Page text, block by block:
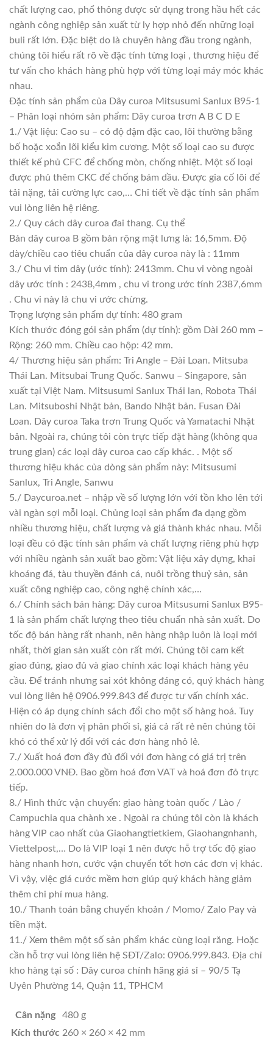
chất lượng cao, phổ thông được sử dụng trong hầu hết các
ngành công nghiệp sản xuất từ ly hợp nhỏ đến những loại
buli rất lớn. Đặc biệt do là chuyên hàng đầu trong ngành,
chúng tôi hiểu rất rõ về đặc tính từng loại , thương hiệu để
tư vấn cho khách hàng phù hợp với từng loại máy móc khác
nhau.
Đặc tính sản phẩm của Dây curoa Mitsusumi Sanlux B95-1
– Phân loại nhóm sản phẩm: Dây curoa trơn A B C D E
1./ Vật liệu: Cao su – có độ đậm đặc cao, lõi thường bằng
bố hoặc xoắn lõi kiểu kim cương. Một số loại cao su được
thiết kế phủ CFC để chống mòn, chống nhiệt. Một số loại
được phủ thêm CKC để chống bám dầu. Được gia cố lõi để
tải nặng, tải cường lực cao,… Chi tiết về đặc tính sản phẩm
vui lòng liên hệ riêng.
2./ Quy cách dây curoa đai thang. Cụ thể
Bản dây curoa B gồm bản rộng mặt lưng là: 16,5mm. Độ
dày/chiều cao tiêu chuẩn của dây curoa này là : 11mm
3./ Chu vi tim dây (ước tính): 2413mm. Chu vi vòng ngoài
dây ước tính : 2438,4mm , chu vi trong ước tính 2387,6mm
. Chu vi này là chu vi ước chừng.
Trọng lượng sản phẩm dự tính: 480 gram
Kích thước đóng gói sản phẩm (dự tính): gồm Dài 260 mm –
Rộng: 260 mm. Chiều cao hộp: 42 mm.
4/ Thương hiệu sản phẩm: Tri Angle – Đài Loan. Mitsuba
Thái Lan. Mitsubai Trung Quốc. Sanwu – Singapore, sản
xuất tại Việt Nam. Mitsusumi Sanlux Thái lan, Robota Thái
Lan. Mitsuboshi Nhật bản, Bando Nhật bản. Fusan Đài
Loan. Dây curoa Taka trơn Trung Quốc và Yamatachi Nhật
bản. Ngoài ra, chúng tôi còn trực tiếp đặt hàng (không qua
trung gian) các loại dây curoa cao cấp khác. . Một số
thương hiệu khác của dòng sản phẩm này: Mitsusumi
Sanlux, Tri Angle, Sanwu
5./ Daycuroa.net – nhập về số lượng lớn với tồn kho lên tới
vài ngàn sợi mỗi loại. Chủng loại sản phẩm đa dạng gồm
nhiều thương hiệu, chất lượng và giá thành khác nhau. Mỗi
loại đều có đặc tính sản phẩm và chất lượng riêng phù hợp
với nhiều ngành sản xuất bao gồm: Vật liệu xây dựng, khai
khoáng đá, tàu thuyền đánh cá, nuôi trồng thuỷ sản, sản
xuất công nghiệp cao, công nghệ chính xác,…
6./ Chính sách bán hàng: Dây curoa Mitsusumi Sanlux B95-
1 là sản phẩm chất lượng theo tiêu chuẩn nhà sản xuất. Do
tốc độ bán hàng rất nhanh, nên hàng nhập luôn là loại mới
nhất, thời gian sản xuất còn rất mới. Chúng tôi cam kết
giao đúng, giao đủ và giao chính xác loại khách hàng yêu
cầu. Để tránh nhưng sai xót không đáng có, quý khách hàng
vui lòng liên hệ 0906.999.843 để được tư vấn chính xác.
Hiện có áp dụng chính sách đổi cho một số hàng hoá. Tuy
nhiên do là đơn vị phân phối sỉ, giá cả rất rẻ nên chúng tôi
khó có thể xử lý đổi với các đơn hàng nhỏ lẻ.
7./ Xuất hoá đơn đầy đủ đối với đơn hàng có giá trị trên
2.000.000 VNĐ. Bao gồm hoá đơn VAT và hoá đơn đỏ trực
tiếp.
8./ Hình thức vận chuyển: giao hàng toàn quốc / Lào /
Campuchia qua chành xe . Ngoài ra chúng tôi còn là khách
hàng VIP cao nhất của Giaohangtietkiem, Giaohangnhanh,
Viettelpost,… Do là VIP loại 1 nên được hỗ trợ tốc độ giao
hàng nhanh hơn, cước vận chuyển tốt hơn các đơn vị khác.
Vì vậy, việc giá cước mềm hơn giúp quý khách hàng giảm
thêm chi phí mua hàng.
10./ Thanh toán bằng chuyển khoản / Momo/ Zalo Pay và
tiền mặt.
11./ Xem thêm một số sản phẩm khác cùng loại răng. Hoặc
cần hỗ trợ vui lòng liên hệ SĐT/Zalo: 0906.999.843. Địa chỉ
kho hàng tại số : Dây curoa chính hãng giá sỉ – 90/5 Tạ
Uyên Phường 14, Quận 11, TPHCM
Cân nặng
480 g
Kích thước 260 × 260 × 42 mm